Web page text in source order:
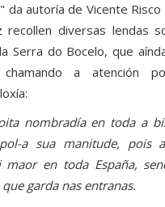
da autoría de Vicente
recollen diversas lendas
Serra do Bocelo, que
a atención
nombradía en toda a
a sua manitude, pois
maor en toda España,
garda nas entranas.